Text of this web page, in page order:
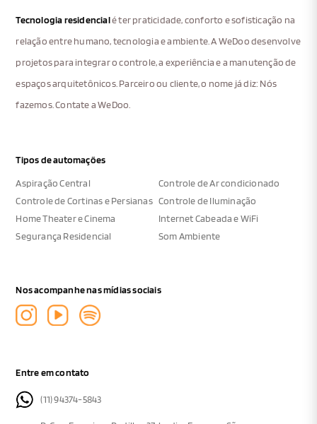
Tecnologia residencialé ter praticidade, conforto e sofisticação na
relação entre humano, tecnologia e ambiente. A WeDoo desenvolve
projetos para integrar o controle, a experiência e a manutenção de
espaços arquitetônicos. Parceiro ou cliente, o nome já diz: Nós
fazemos. Contate a WeDoo.
Tipos de automações
Aspiração Central
Controle de Ar condicionado
Controle de Cortinas e Persianas Controle de Iluminação
Home Theater e Cinema
Internet Cabeada e WiFi
Segurança Residencial
Som Ambiente
Nos acompanhe nas mídias sociais
Entre em contato
(11) 94374-5843